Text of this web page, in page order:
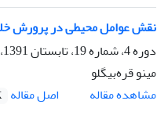
نقش عوامل محیطی در پرورش
دوره 4، شماره 19، تابستان 1391، صفحه
مینو قره‌بیگلو
مشاهده مقاله
اصل مقاله